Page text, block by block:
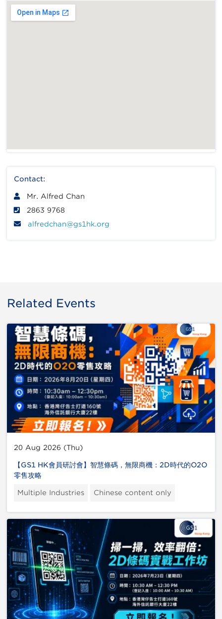
Contact:
Mr. Alfred Chan
2863 9768
alfredchan@gs1hk.org
Related Events
20 Aug 2026 (Thu)
【GS1 HK會員研討會】智慧條碼，無限商機：2D時代的O2O
零售攻略
Multiple Industries Chinese content only